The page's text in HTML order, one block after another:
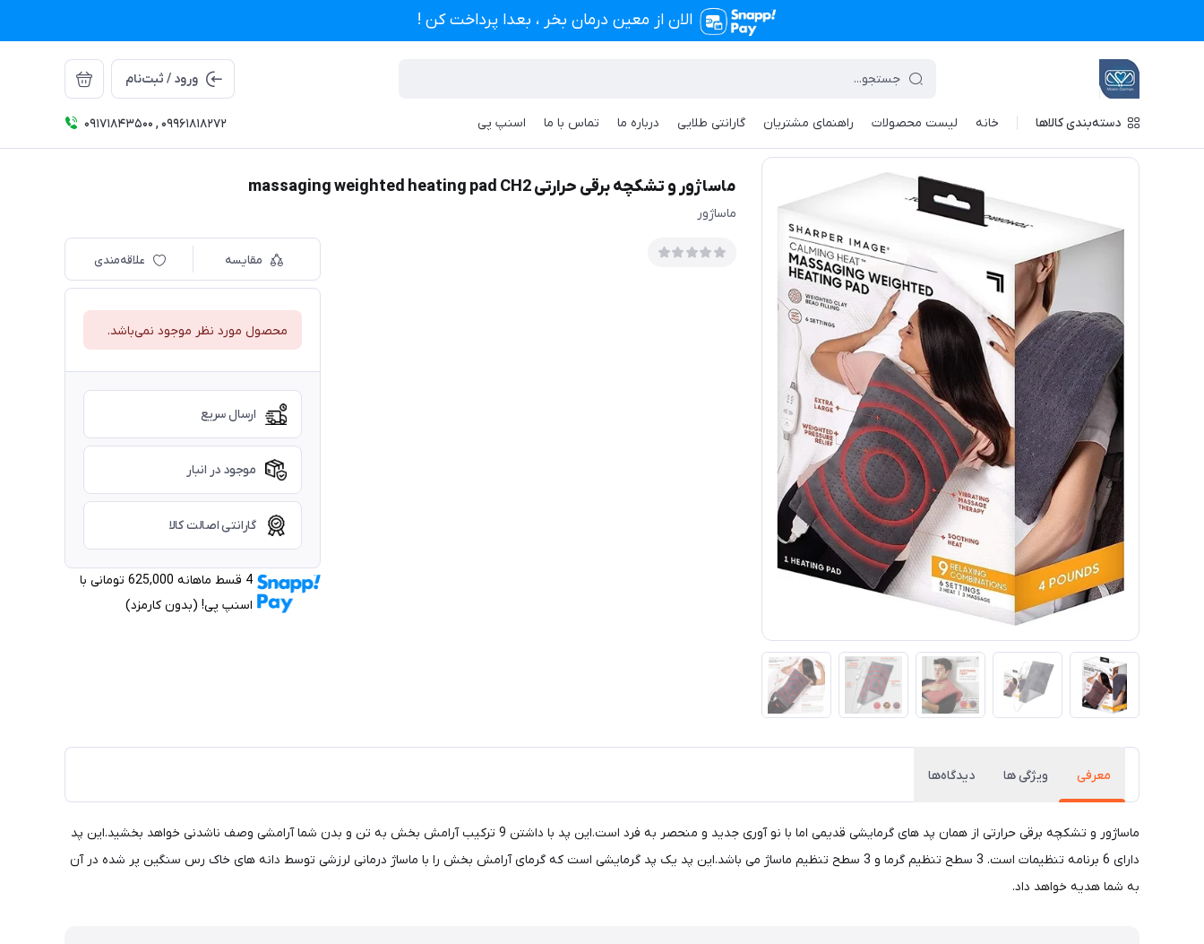
الان از معین درمان بخر ، بعدا پرداخت کن !
ورود / ثبت‌نام
دسته‌بندی کالاها خانه لیست محصولات راهنمای مشتریان گارانتی طلایی درباره ما تماس با ما اسنپ پی 09171843500 , 09961818272 تجهیزات پزشکی معین درمان / فهرست محصولات / ماساژور و تشکچه برقی حرارتی massaging weighted heating pad CH2
ماساژور و تشکچه برقی حرارتی massaging weighted heating pad CH2
ماساژور
مقایسه علاقه‌مندی
محصول مورد نظر موجود نمی‌باشد.
ارسال سریع
موجود در انبار
گارانتی اصالت کالا
4 قسط ماهانه 625,000 تومانی با
اسنپ ‌پی! (بدون کارمزد)
معرفی ویژگی ها دیدگاه‌ها
ماساژور و تشکچه برقی حرارتی از همان پد های گرمایشی قدیمی اما با نو آوری جدید و منحصر به فرد است.این پد با داشتن 9 ترکیب آرامش بخش به تن و بدن شما آرامشی وصف ناشدنی خواهد بخشید.این پد
دارای 6 برنامه تنظیمات است. 3 سطح تنظیم گرما و 3 سطح تنظیم ماساژ می باشد.این پد یک پد گرمایشی است که گرمای آرامش بخش را با ماساژ درمانی لرزشی توسط دانه های خاک رس سنگین پر شده در آن
به شما هدیه خواهد داد.